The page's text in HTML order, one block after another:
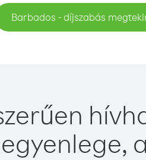
Barbados - díjszabás